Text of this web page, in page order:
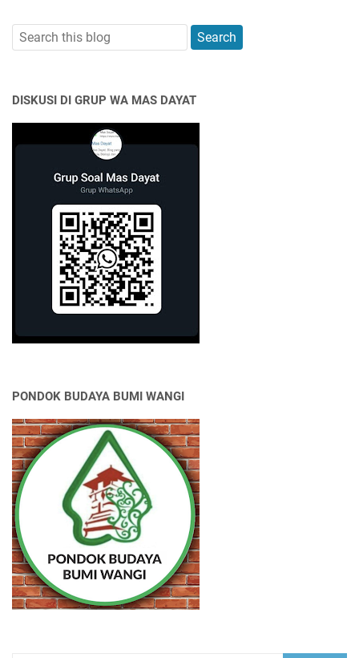
DISKUSI DI GRUP WA MAS DAYAT
PONDOK BUDAYA BUMI WANGI